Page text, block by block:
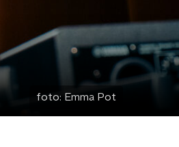
foto: Emma Pot